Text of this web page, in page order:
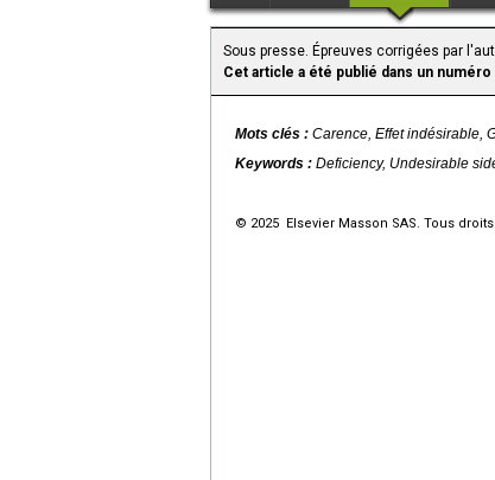
Sous presse. Épreuves corrigées par
Cet article a été publié dans un
Mots clés : Carence, Effet indésirable,
Keywords : Deficiency, Undesirable
© 2025 Elsevier Masson SAS. Tous